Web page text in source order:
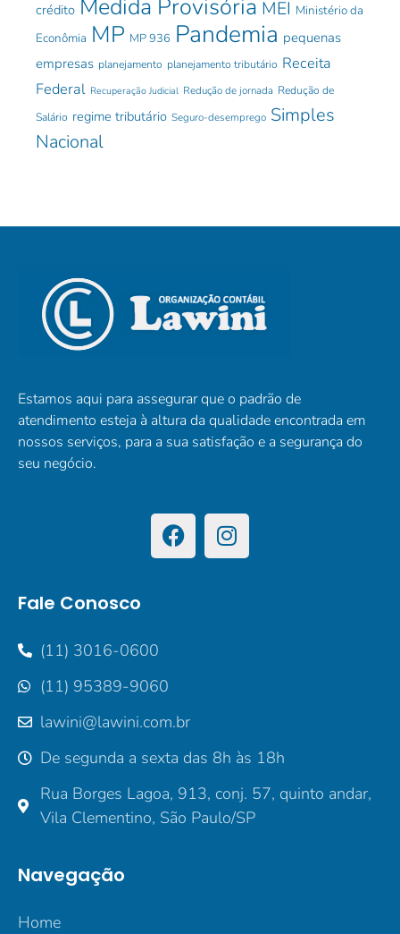
crédito Medida Provisória MEI Ministério da
Econômia MP MP 936 Pandemia pequenas
empresas planejamento planejamento tributário Receita
Federal Recuperação Judicial Redução de jornada Redução de
Salário regime tributário Seguro-desemprego Simples
Nacional
Estamos aqui para assegurar que o padrão de
atendimento esteja à altura da qualidade encontrada em
nossos serviços, para a sua satisfação e a segurança do
seu negócio.
Fale Conosco
(11) 3016-0600
(11) 95389-9060
lawini@lawini.com.br
De segunda a sexta das 8h às 18h
Rua Borges Lagoa, 913, conj. 57, quinto andar,
Vila Clementino, São Paulo/SP
Navegação
Home